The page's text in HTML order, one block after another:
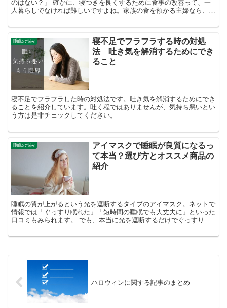
のはない？」 確かに、寝つきを良くするために食事の改善って、一
人暮らしでなければ難しいですよね。家族の食を預かる主婦なら、な
睡眠の悩み
寝不足でフラフラする時の対処
法 吐き気を解消するためにでき
ること
寝不足でフラフラした時の対処法です。吐き気を解消するためにでき
ることを紹介しています。吐く程ではありませんが、気持ち悪いとい
う方は是非チェックしてください。
睡眠の悩み
アイマスクで睡眠が良質になるっ
て本当？選び方とオススメ商品の
紹介
睡眠の質が上がるという光を遮断するタイプのアイマスク。ネットで
情報では「ぐっすり眠れた」「短時間の睡眠でも大丈夫に」といった
口コミもみられます。 でも、本当に光を遮断するだけでぐっすり眠
ハロウィンに関する記事のまとめ